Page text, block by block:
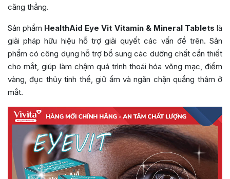
căng thẳng.
Sản phẩm HealthAid Eye Vit Vitamin & Mineral Tablets là
giải pháp hữu hiệu hỗ trợ giải quyết các vấn đề trên. Sản
phẩm có công dụng hỗ trợ bổ sung các dưỡng chất cần thiết
cho mắt, giúp làm chậm quá trình thoái hóa võng mạc, điểm
vàng, đục thủy tinh thể, giữ ẩm và ngăn chặn quầng thâm ở
mắt.